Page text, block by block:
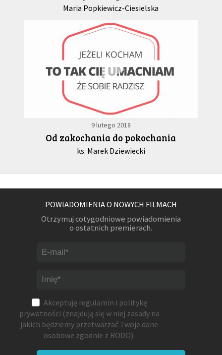
Maria Popkiewicz-Ciesielska
9 lutego 2018
Od zakochania do pokochania
ks. Marek Dziewiecki
POWIADOMIENIA O NOWYCH FILMACH
Otrzymuj cotygodniowe powiadomienia
o ostatnich premierach.
Akceptuję regulamin i politykę
prywatności (znajdują się w niej zasady na
jakich będziemy przetwarzać Twoje dane
osobowe zgodnie z RODO).